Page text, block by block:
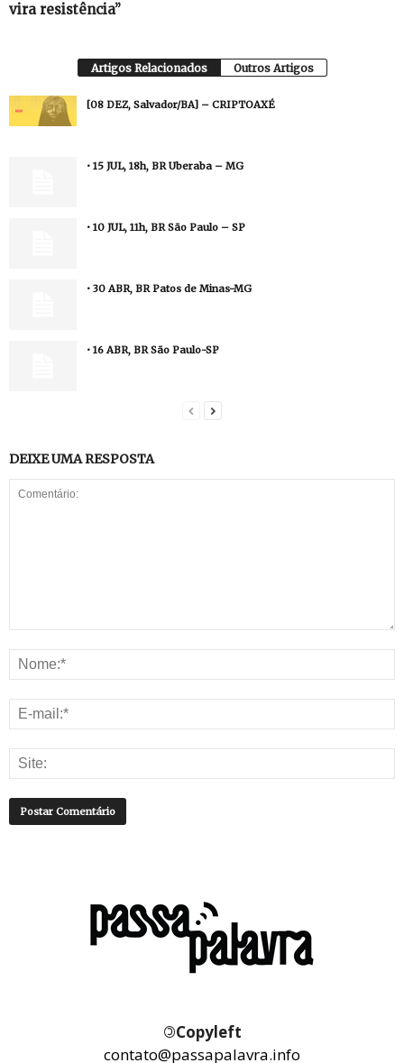
vira resistência”
Artigos Relacionados Outros Artigos
[08 DEZ, Salvador/BA] – CRIPTOAXÉ
• 15 JUL, 18h, BR Uberaba – MG
• 10 JUL, 11h, BR São Paulo – SP
• 30 ABR, BR Patos de Minas-MG
• 16 ABR, BR São Paulo-SP
DEIXE UMA RESPOSTA
©Copyleft
contato@passapalavra.info